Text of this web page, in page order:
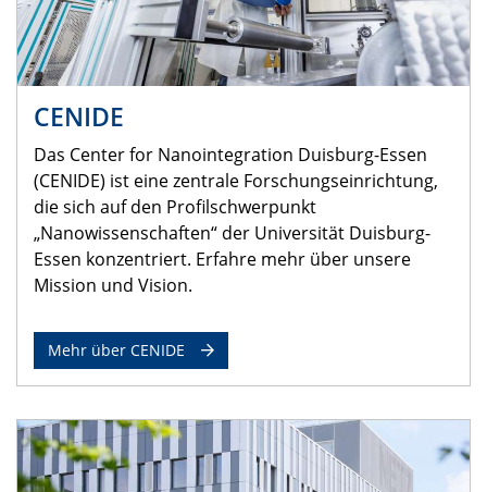
CENIDE
Das Center for Nanointegration Duisburg-Essen
(CENIDE) ist eine zentrale Forschungseinrichtung,
die sich auf den Profilschwerpunkt
„Nanowissenschaften“ der Universität Duisburg-
Essen konzentriert. Erfahre mehr über unsere
Mission und Vision.
Mehr über CENIDE